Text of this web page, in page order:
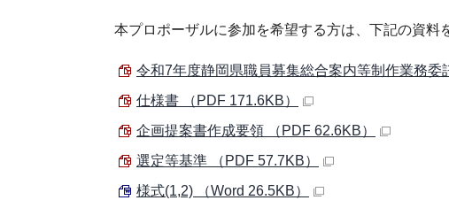
本プロポーザルに参加を希望する方は、下記の資料
令和7年度静岡県職員募集総合案内等制作業務委
仕様書 （PDF 171.6KB）
企画提案書作成要領 （PDF 62.6KB）
選定等基準 （PDF 57.7KB）
様式(1,2) （Word 26.5KB）